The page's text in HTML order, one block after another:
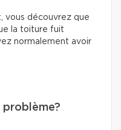
vous découvrez que
la toiture fuit
normalement avoir
problème?